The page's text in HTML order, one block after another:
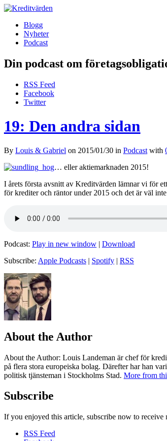
Blogg
Nyheter
Podcast
Din podcast om
RSS Feed
Facebook
Twitter
19: Den andra sidan
By Louis & Gabriel on 2015/01/30 in Podcast with
… eller aktiemarknaden 2015!
I årets första avsnitt av Kreditvärden lämnar vi för
för krediter och räntor under 2015 och det är väl
Podcast: Play in new window | Download
Subscribe: Apple Podcasts | Spotify | RSS
About the Author
About the Author: Louis Landeman är chef för
på flera stora europeiska bolag. Därefter har han
politisk tjänsteman i Stockholms Stad. More from
Subscribe
If you enjoyed this article, subscribe now to receive
RSS Feed